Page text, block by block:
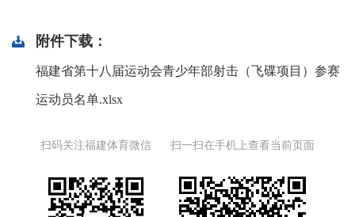
附件下载：
福建省第十八届运动会青少年部射击（飞碟项目）参赛
运动员名单.xlsx
扫码关注福建体育微信 扫一扫在手机上查看当前页面